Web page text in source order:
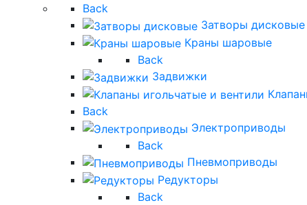
Back
Затворы дисковые
Краны шаровые
Back
Задвижки
Back
Электроприводы
Back
Пневмоприводы
Редукторы
Back